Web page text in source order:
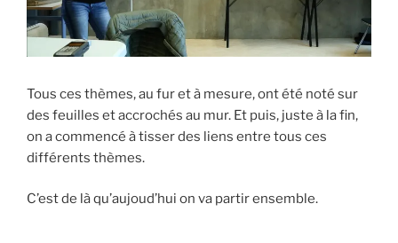
Tous ces thèmes, au fur et à mesure, ont été noté sur
des feuilles et accrochés au mur. Et puis, juste à la fin,
on a commencé à tisser des liens entre tous ces
différents thèmes.
C’est de là qu’aujoud’hui on va partir ensemble.